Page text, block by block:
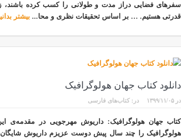
سفرهای فضایی دراز مدت و طولانی را کسب کرده باشند،
قدرتی هستیم. … بر اساس تحقیقات نظری و محا... بیشتر
دانلود کتاب جهان هولوگرافیک
در ۱۳۹۹/۱۱/۰۵ در: کتاب‌های فارسی
کتاب جهان هولوگرافیک: داریوش مهرجویی در مقدمه‌ی
هولوگرافیک را چند سال پیش دوست عزیزم داریوش